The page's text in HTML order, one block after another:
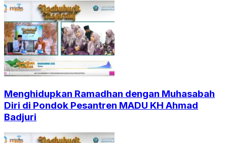
Menghidupkan Ramadhan dengan Muhasabah
Diri di Pondok Pesantren MADU KH Ahmad
Badjuri